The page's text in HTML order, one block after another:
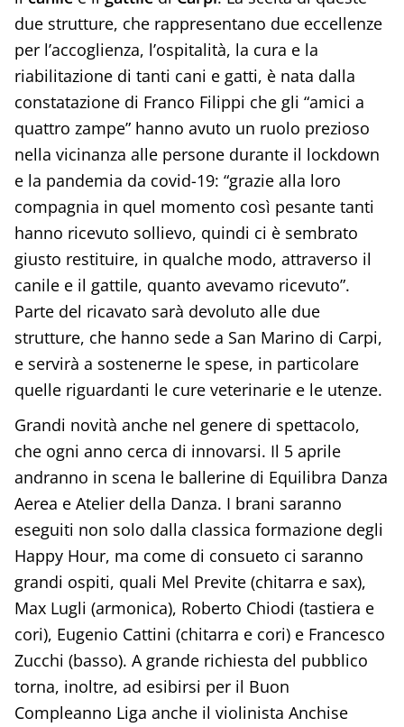
due strutture, che rappresentano due eccellenze
per l’accoglienza, l’ospitalità, la cura e la
riabilitazione di tanti cani e gatti, è nata dalla
constatazione di Franco Filippi che gli “amici a
quattro zampe” hanno avuto un ruolo prezioso
nella vicinanza alle persone durante il lockdown
e la pandemia da covid-19: “grazie alla loro
compagnia in quel momento così pesante tanti
hanno ricevuto sollievo, quindi ci è sembrato
giusto restituire, in qualche modo, attraverso il
canile e il gattile, quanto avevamo ricevuto”.
Parte del ricavato sarà devoluto alle due
strutture, che hanno sede a San Marino di Carpi,
e servirà a sostenerne le spese, in particolare
quelle riguardanti le cure veterinarie e le utenze.
Grandi novità anche nel genere di spettacolo,
che ogni anno cerca di innovarsi. Il 5 aprile
andranno in scena le ballerine di Equilibra Danza
Aerea e Atelier della Danza. I brani saranno
eseguiti non solo dalla classica formazione degli
Happy Hour, ma come di consueto ci saranno
grandi ospiti, quali Mel Previte (chitarra e sax),
Max Lugli (armonica), Roberto Chiodi (tastiera e
cori), Eugenio Cattini (chitarra e cori) e Francesco
Zucchi (basso). A grande richiesta del pubblico
torna, inoltre, ad esibirsi per il Buon
Compleanno Liga anche il violinista Anchise